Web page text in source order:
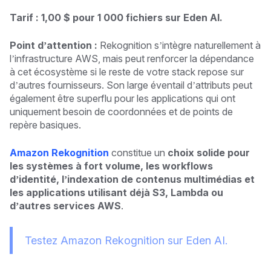
Tarif : 1,00 $ pour 1 000 fichiers sur Eden AI.
Point d’attention : Rekognition s’intègre naturellement à
l’infrastructure AWS, mais peut renforcer la dépendance
à cet écosystème si le reste de votre stack repose sur
d’autres fournisseurs. Son large éventail d’attributs peut
également être superflu pour les applications qui ont
uniquement besoin de coordonnées et de points de
repère basiques.
Amazon Rekognition constitue un choix solide pour
les systèmes à fort volume, les workflows
d’identité, l’indexation de contenus multimédias et
les applications utilisant déjà S3, Lambda ou
d’autres services AWS.
Testez Amazon Rekognition sur Eden AI.